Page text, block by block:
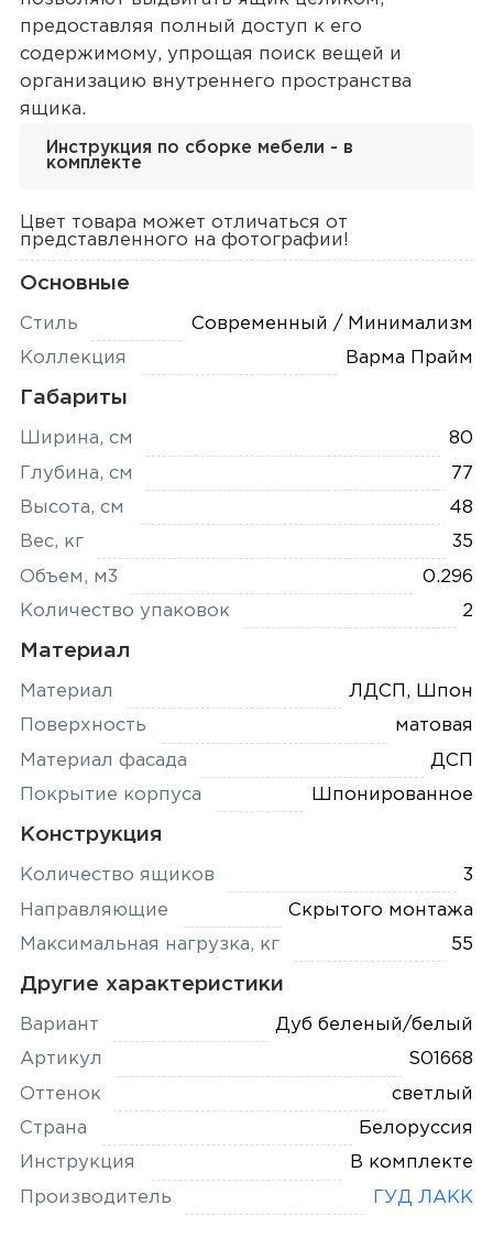
предоставляя полный доступ к его
содержимому, упрощая поиск вещей и
организацию внутреннего пространства
ящика.
Инструкция по сборке мебели - в
комплекте
Цвет товара может отличаться от
представленного на фотографии!
Основные
Стиль Современный / Минимализм
Коллекция Варма Прайм
Габариты
Ширина, см 80
Глубина, см 77
Высота, см 48
Вес, кг 35
Объем, м3 0.296
Количество упаковок 2
Материал
Материал ЛДСП, Шпон
Поверхность матовая
Материал фасада ДСП
Покрытие корпуса Шпонированное
Конструкция
Количество ящиков 3
Направляющие Скрытого монтажа
Максимальная нагрузка, кг 55
Другие характеристики
Вариант Дуб беленый/белый
Артикул S01668
Оттенок светлый
Страна Белоруссия
Инструкция В комплекте
Производитель ГУД ЛАКК